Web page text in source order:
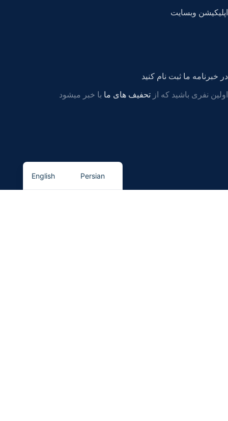
اپلیکیشن وبسایت
در خبرنامه ما ثبت نام کنید
اولین نفری باشید که از تحفیف های ما با خبر میشود
Persian
English